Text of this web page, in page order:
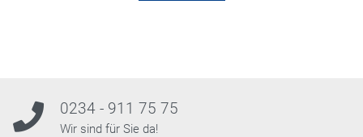
0234 - 911 75 75
Wir sind für Sie da!